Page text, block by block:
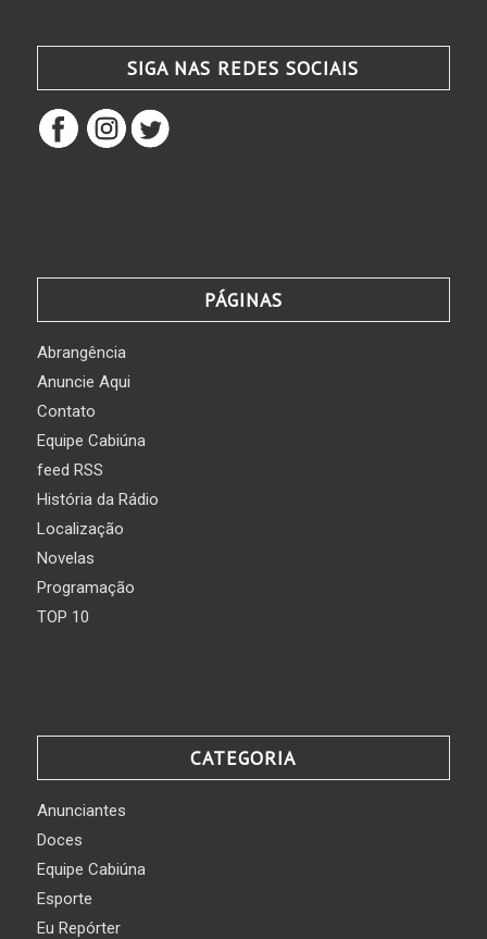
SIGA NAS REDES SOCIAIS
PÁGINAS
Abrangência
Anuncie Aqui
Contato
Equipe Cabiúna
feed RSS
História da Rádio
Localização
Novelas
Programação
TOP 10
CATEGORIA
Anunciantes
Doces
Equipe Cabiúna
Esporte
Eu Repórter